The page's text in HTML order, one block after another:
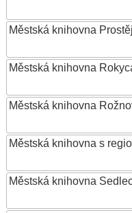
Městská knihovna
Městská knihovna
Městská knihovna
Městská knihovna s
Městská knihovna